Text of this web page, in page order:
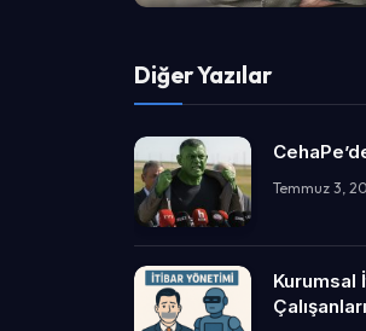
Diğer Yazılar
Temmuz 3,
Kurumsal